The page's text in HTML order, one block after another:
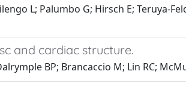
L; Palumbo G; Hirsch E; Teruya-
and cardiac structure.
BP; Brancaccio M; Lin RC;